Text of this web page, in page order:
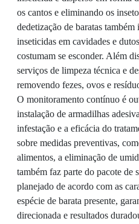
os cantos e eliminando os
dedetização de baratas
inseticidas em cavidades e
costumam se esconder. Além
serviços de limpeza técnica e
removendo fezes, ovos e
O monitoramento contínuo é
instalação de armadilhas
infestação e a eficácia do
sobre medidas preventivas,
alimentos, a eliminação de
também faz parte do pacote de
planejado de acordo com as
espécie de barata presente,
direcionada e resultados